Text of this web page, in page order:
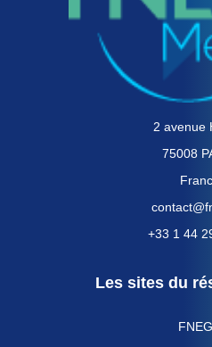
2 avenue
75008
+33 1 44
Les sites du